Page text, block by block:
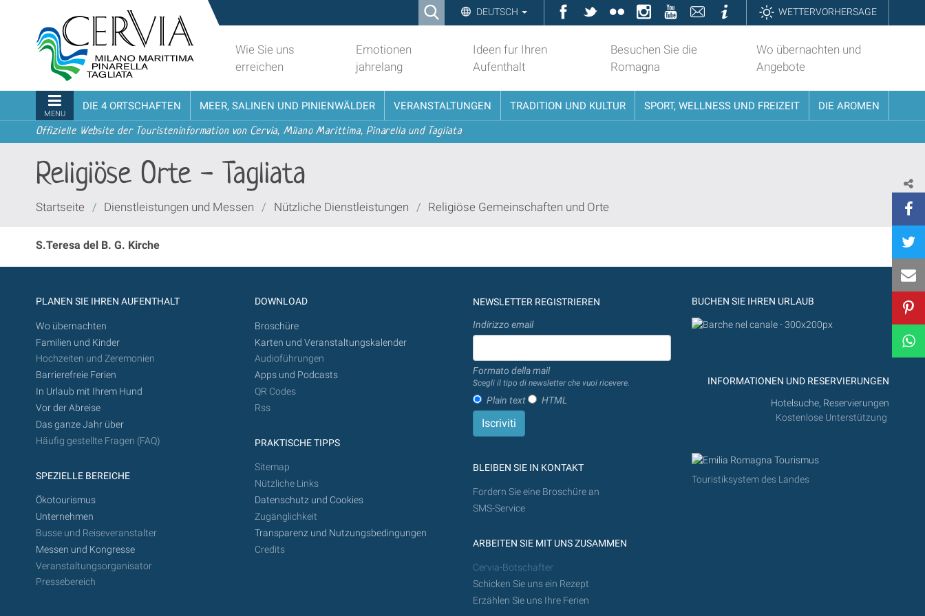
zur
Navigation
Ricerca DEUTSCH Facebook
TwitterFlickrInstagramYouTubeContattiInformazioniWETTERVORHERSAGE
turistico
ufficiale
Cervia,
Milano
Marittima,
Pinarella,
Tagliata
Wie Sie uns
erreichen
Emotionen
jahrelang
Ideen fur Ihren
Aufenthalt
Besuchen Sie die
Romagna
Wo übernachten und
Angebote
MENU
DIE 4 ORTSCHAFTEN MEER, SALINEN UND PINIENWÄLDER VERANSTALTUNGEN TRADITION UND KULTUR SPORT, WELLNESS UND FREIZEIT DIE AROMEN
Offizielle Website der Touristeninformation von Cervia, Milano Marittima, Pinarella und Tagliata
Religiöse Orte - Tagliata
Sie
hier:
Startseite / Dienstleistungen und Messen / Nützliche Dienstleistungen / Religiöse Gemeinschaften und Orte
S.Teresa del B. G. Kirche
PLANEN SIE IHREN AUFENTHALT
Wo übernachten
Familien und Kinder
Hochzeiten und Zeremonien
Barrierefreie Ferien
In Urlaub mit Ihrem Hund
Vor der Abreise
Das ganze Jahr über
Häufig gestellte Fragen (FAQ)
SPEZIELLE BEREICHE
Ökotourismus
Unternehmen
Busse und Reiseveranstalter
Messen und Kongresse
Veranstaltungsorganisator
Pressebereich
DOWNLOAD
Broschüre
Karten und Veranstaltungskalender
Audioführungen
Apps und Podcasts
QR Codes
Rss
PRAKTISCHE TIPPS
Sitemap
Nützliche Links
Datenschutz und Cookies
Zugänglichkeit
Transparenz und Nutzungsbedingungen
Credits
NEWSLETTER REGISTRIEREN
Indirizzo email
Formato della mail
Scegli il tipo di newsletter che vuoi ricevere.
Plain text HTML
BLEIBEN SIE IN KONTAKT
Fordern Sie eine Broschüre an
SMS-Service
ARBEITEN SIE MIT UNS ZUSAMMEN
Cervia-Botschafter
Schicken Sie uns ein Rezept
Erzählen Sie uns Ihre Ferien
BUCHEN SIE IHREN URLAUB
INFORMATIONEN UND RESERVIERUNGEN
Hotelsuche, Reservierungen
Kostenlose Unterstützung
Touristiksystem des Landes